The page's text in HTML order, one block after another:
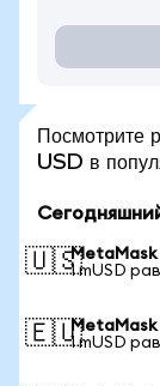
Посмотрите
USD в
🇺🇸1 mUSD
🇪🇺MetaMask
1 mUSD